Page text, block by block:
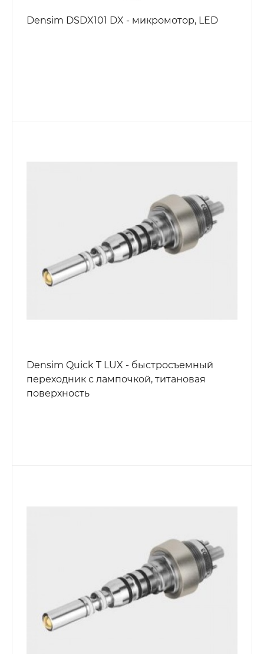
Densim DSDX101 DX - микромотор, LED
Densim Quick T LUX - быстросъемный
переходник с лампочкой, титановая
поверхность